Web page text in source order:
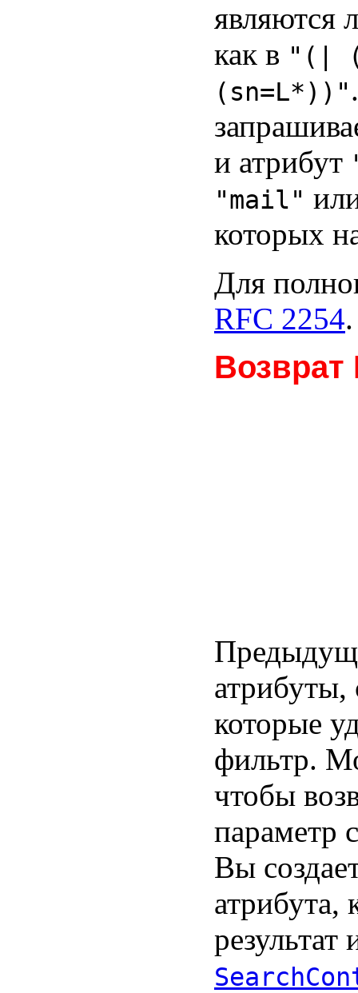
являются
как в "(|
(sn=L*))"
и атрибут
"mail"
которых
Для
RFC 2254.
атрибуты,
которые
фильтр.
чтобы
параметр
Вы
атрибута,
результат